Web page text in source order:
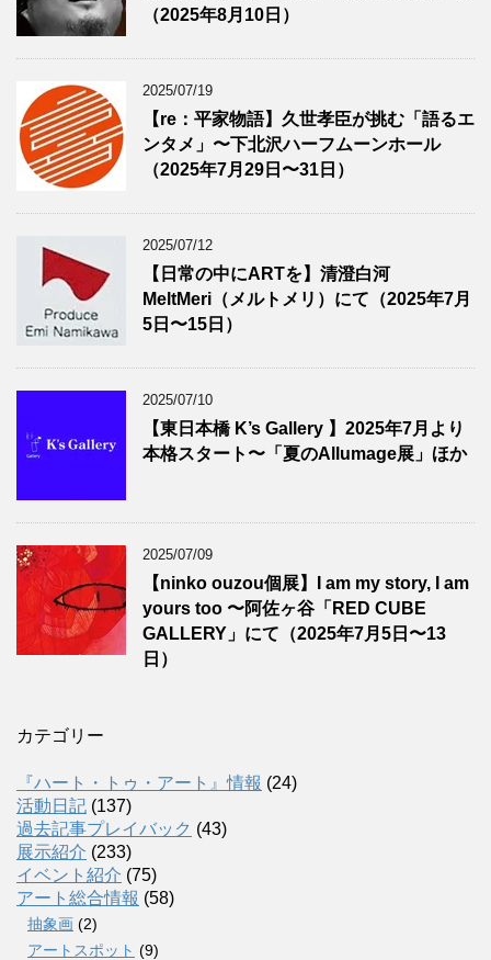
（2025年8月10日）
2025/07/19
【re：平家物語】久世孝臣が挑む「語るエ
ンタメ」〜下北沢ハーフムーンホール
（2025年7月29日〜31日）
2025/07/12
【日常の中にARTを】清澄白河
MeltMeri（メルトメリ）にて（2025年7月
5日〜15日）
2025/07/10
【東日本橋 K’s Gallery 】2025年7月より
本格スタート〜「夏のAllumage展」ほか
2025/07/09
【ninko ouzou個展】I am my story, I am
yours too 〜阿佐ヶ谷「RED CUBE
GALLERY」にて（2025年7月5日〜13
日）
カテゴリー
『ハート・トゥ・アート』情報 (24)
活動日記 (137)
過去記事プレイバック (43)
展示紹介 (233)
イベント紹介 (75)
アート総合情報 (58)
抽象画 (2)
アートスポット (9)